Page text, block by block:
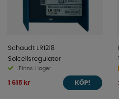
Schaudt LR1218
Solcellsregulator
Finns i lager
1 615 kr KÖP!